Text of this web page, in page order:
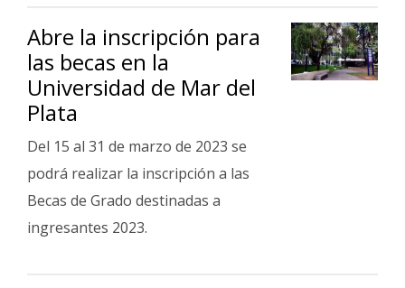
Abre la inscripción para
las becas en la
Universidad de Mar del
Plata
Del 15 al 31 de marzo de 2023 se
podrá realizar la inscripción a las
Becas de Grado destinadas a
ingresantes 2023.